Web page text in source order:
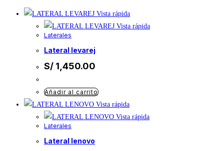
Vista rápida
Vista rápida
Laterales
lateral levarej
S/ 1,450.00
Añadir al carrito
Vista rápida
Vista rápida
Laterales
lateral lenovo